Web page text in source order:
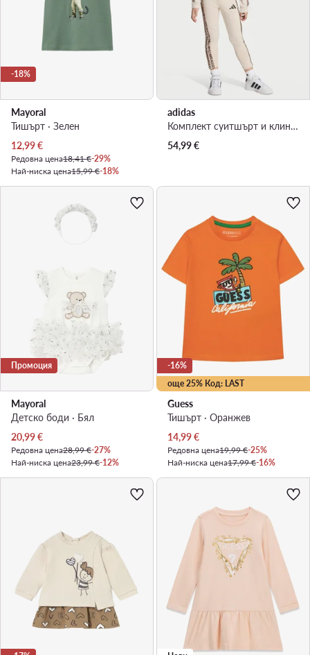
-18%
Mayoral
Тишърт · Зелен
Актуална цена
12,99€
Редовна цена18,41 €-29%
Най-ниска цена15,99 €-18%
adidas
Комплект суитшърт и клин · Бежов
54,99€
Промоция
Mayoral
Детско боди · Бял
Актуална цена
20,99€
Редовна цена28,99 €-27%
Най-ниска цена23,99 €-12%
още 25% Код: LAST
-16%
Guess
Тишърт · Оранжев
Актуална цена
14,99€
Редовна цена19,99 €-25%
Най-ниска цена17,99 €-16%